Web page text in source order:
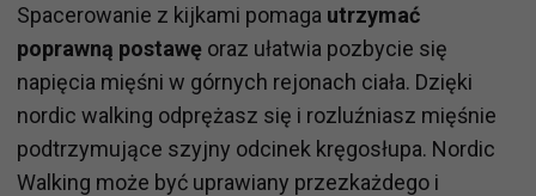
Spacerowanie z kijkami pomaga utrzymać
poprawną postawę oraz ułatwia pozbycie się
napięcia mięśni w górnych rejonach ciała. Dzięki
nordic walking odprężasz się i rozluźniasz mięśnie
podtrzymujące szyjny odcinek kręgosłupa. Nordic
Walking może być uprawiany przezkażdego i